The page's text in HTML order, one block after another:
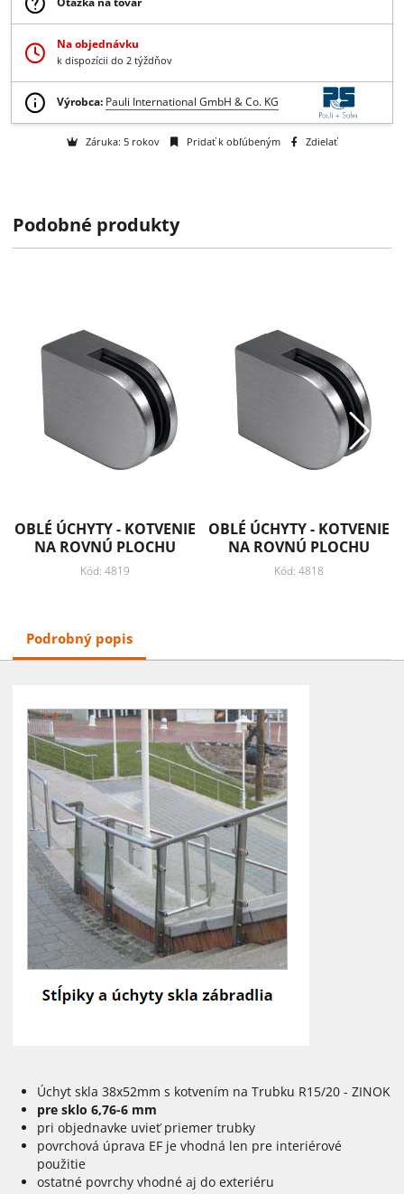
- +
Získajte B2B zľavy > > >
Otázka na tovar
Výrobca:Pauli International GmbH & Co. KG
Podobné produkty
OBLÉ ÚCHYTY - KOTVENIE
NA ROVNÚ PLOCHU
Kód: 4819
OBLÉ ÚCHYTY - KOTVENIE
NA ROVNÚ PLOCHU
Kód: 4818
Podrobný popis
Úchyt skla 38x52mm s kotvením na Trubku R15/20 - ZINOK
pre sklo 6,76-6 mm
pri objednavke uvieť priemer trubky
povrchová úprava EF je vhodná len pre interiérové
použitie
ostatné povrchy vhodné aj do exteriéru